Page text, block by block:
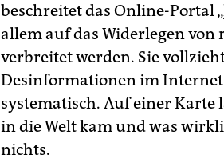
beschreitet das Online-Portal „
allem auf das Widerlegen
verbreitet werden. Sie
Desinformationen im
systematisch. Auf einer Karte
in die Welt kam und was
nichts.